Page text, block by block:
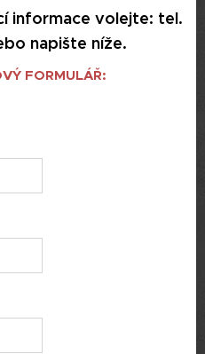
informace volejte: tel.
napište níže.
FORMULÁŘ: